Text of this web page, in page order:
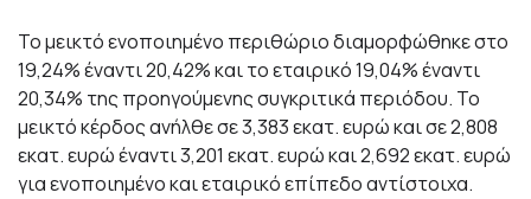
Το μεικτό ενοποιημένο περιθώριο διαμορφώθηκε στο
19,24% έναντι 20,42% και το εταιρικό 19,04% έναντι
20,34% της προηγούμενης συγκριτικά περιόδου. Το
μεικτό κέρδος ανήλθε σε 3,383 εκατ. ευρώ και σε 2,808
εκατ. ευρώ έναντι 3,201 εκατ. ευρώ και 2,692 εκατ. ευρώ
για ενοποιημένο και εταιρικό επίπεδο αντίστοιχα.